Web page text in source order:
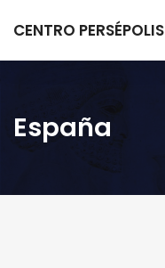
CENTRO PERSÉPOLIS
España